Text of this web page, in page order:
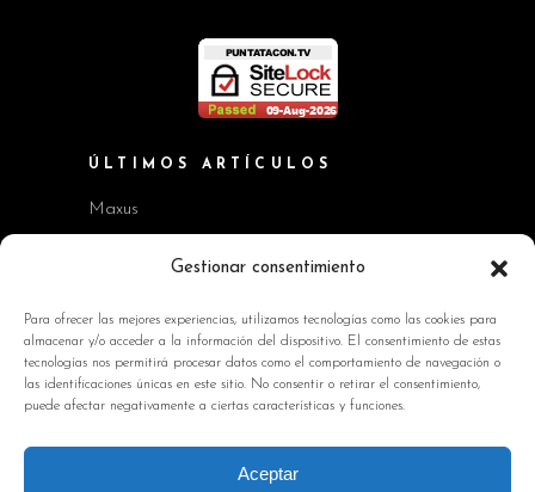
Gestionar consentimiento
Para ofrecer las mejores experiencias, utilizamos tecnologías como las cookies para
almacenar y/o acceder a la información del dispositivo. El consentimiento de estas
tecnologías nos permitirá procesar datos como el comportamiento de navegación o
las identificaciones únicas en este sitio. No consentir o retirar el consentimiento,
puede afectar negativamente a ciertas características y funciones.
Aceptar
ÚLTIMOS ARTÍCULOS
Maxus
Workshop BMW Neue Klasse
Kia EV2 y Kia Seltos
Skoda Octavia RS
INFORMACIÓN DE INTERÉS